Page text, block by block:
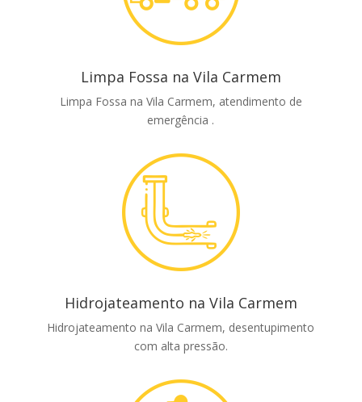
Limpa Fossa na Vila Carmem
Limpa Fossa na Vila Carmem, atendimento de
emergência .
Hidrojateamento na Vila Carmem
Hidrojateamento na Vila Carmem, desentupimento
com alta pressão.